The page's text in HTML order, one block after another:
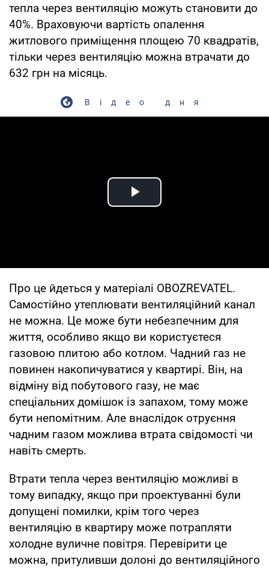
тепла через вентиляцію можуть становити до
40%. Враховуючи вартість опалення
житлового приміщення площею 70 квадратів,
тільки через вентиляцію можна втрачати до
632 грн на місяць.
Відео дня
Play Video
Про це йдеться у матеріалі OBOZREVATEL.
Самостійно утеплювати вентиляційний канал
не можна. Це може бути небезпечним для
життя, особливо якщо ви користуєтеся
газовою плитою або котлом. Чадний газ не
повинен накопичуватися у квартирі. Він, на
відміну від побутового газу, не має
спеціальних домішок із запахом, тому може
бути непомітним. Але внаслідок отруєння
чадним газом можлива втрата свідомості чи
навіть смерть.
Втрати тепла через вентиляцію можливі в
тому випадку, якщо при проектуванні були
допущені помилки, крім того через
вентиляцію в квартиру може потрапляти
холодне вуличне повітря. Перевірити це
можна, притуливши долоні до вентиляційного